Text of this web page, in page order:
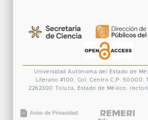
Universidad Autónoma del Estado de
Literario #100. Col. Centro C.P. 50000.
2262300
Toluca, Estado de México.